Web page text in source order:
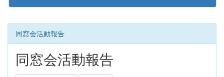
同窓会活動報告
同窓会活動報告